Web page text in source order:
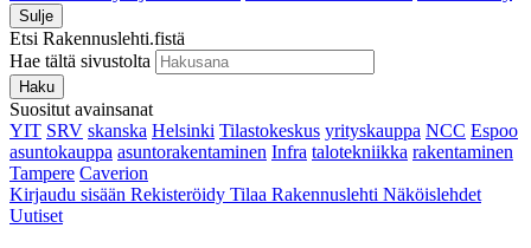
Sulje
Etsi Rakennuslehti.fistä
Hae tältä sivustolta
Haku
Suositut avainsanat
YIT SRV skanska Helsinki Tilastokeskus yrityskauppa NCC Espoo
asuntokauppa asuntorakentaminen Infra talotekniikka rakentaminen
Tampere Caverion
Kirjaudu sisään Rekisteröidy Tilaa Rakennuslehti Näköislehdet
Uutiset